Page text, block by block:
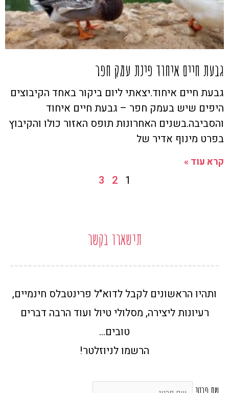
גבעת חיים איחוד פינת עמק חפר
גבעת חיים איחוד.יצאתי ליום ביקור באחד הקיבוצים
היפים שיש בעמק חפר – גבעת חיים איחוד
והסביבה.בשנים האחרונות תופס האזור כולו והקיבוץ
בפרט מינוף אדיר של
קרא עוד »
1
2
3
תישארו בקשר
ותהיו הראשונים לקבל לדוא"ל פרינטבלס חינמיים,
רעיונות ליצירה, מסלולי טיול ועוד הרבה דברים
טובים…
הרשמו לניוזלטר!